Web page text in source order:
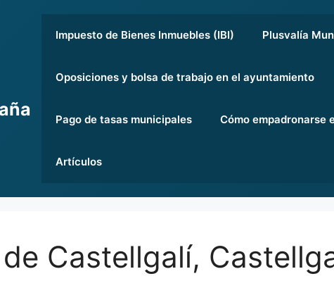
Impuesto de Bienes Inmuebles (IBI) Plusvalía
Oposiciones y bolsa de trabajo en el ayuntamiento
Pago de tasas municipales Cómo empadronarse
Artículos
Castellgalí,